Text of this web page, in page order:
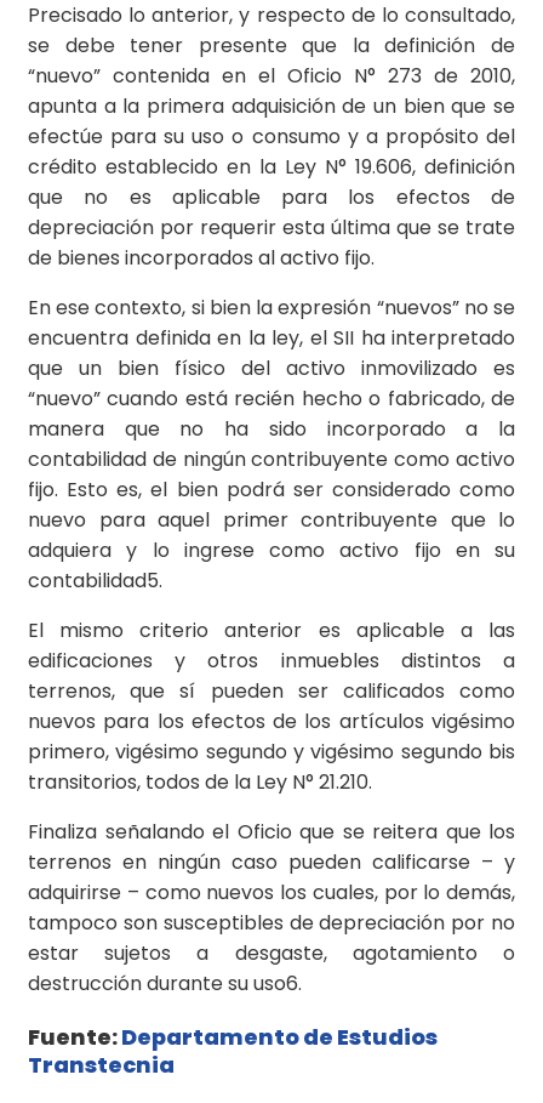
Precisado lo anterior, y respecto de lo consultado,
se debe tener presente que la definición de
“nuevo” contenida en el Oficio N° 273 de 2010,
apunta a la primera adquisición de un bien que se
efectúe para su uso o consumo y a propósito del
crédito establecido en la Ley N° 19.606, definición
que no es aplicable para los efectos de
depreciación por requerir esta última que se trate
de bienes incorporados al activo fijo.
En ese contexto, si bien la expresión “nuevos” no se
encuentra definida en la ley, el SII ha interpretado
que un bien físico del activo inmovilizado es
“nuevo” cuando está recién hecho o fabricado, de
manera que no ha sido incorporado a la
contabilidad de ningún contribuyente como activo
fijo. Esto es, el bien podrá ser considerado como
nuevo para aquel primer contribuyente que lo
adquiera y lo ingrese como activo fijo en su
contabilidad5.
El mismo criterio anterior es aplicable a las
edificaciones y otros inmuebles distintos a
terrenos, que sí pueden ser calificados como
nuevos para los efectos de los artículos vigésimo
primero, vigésimo segundo y vigésimo segundo bis
transitorios, todos de la Ley N° 21.210.
Finaliza señalando el Oficio que se reitera que los
terrenos en ningún caso pueden calificarse – y
adquirirse – como nuevos los cuales, por lo demás,
tampoco son susceptibles de depreciación por no
estar sujetos a desgaste, agotamiento o
destrucción durante su uso6.
Fuente:Departamento de Estudios
Transtecnia